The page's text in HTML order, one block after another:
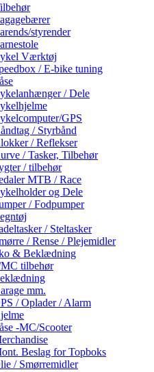
styrender
Værktøj
/ E-bike tuning
/ Dele
GPS
/ Styrbånd
/ Reflekser
/ Tasker, Tilbehør
/ tilbehør
MTB / Race
og Dele
/ Fodpumper
/ Steltasker
/ Rense / Plejemidler
& Beklædning
MC tilbehør
mm.
/ Oplader / Alarm
-MC/Scooter
Beslag for Topboks
/ Smørremidler